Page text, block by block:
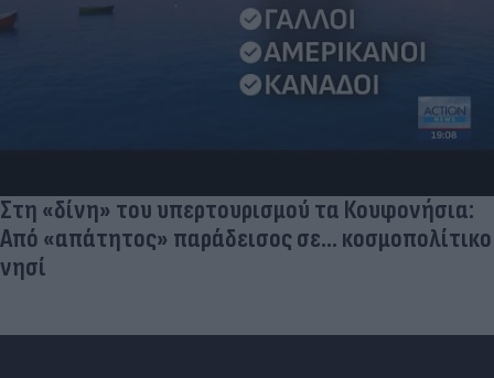
Στη «δίνη» του υπερτουρισμού τα Κουφονήσια:
Από «απάτητος» παράδεισος σε... κοσμοπολίτικο
νησί